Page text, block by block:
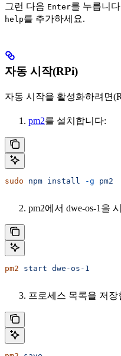
그런 다음 Enter를 누릅니
help를 추가하세요.
자동 시작(RPi)
자동 시작을 활성화하려면
pm2를 설치합니다:
sudo npm install -g pm2
pm2에서 dwe-os-1을
pm2 start dwe-os-1
프로세스 목록을 저장